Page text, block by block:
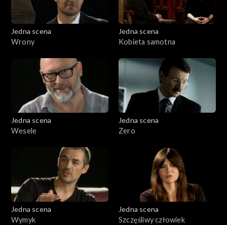
Jedna scena
Wrony
Jedna scena
Kobieta samotna
Jedna scena
Wesele
Jedna scena
Zero
Jedna scena
Wymyk
Jedna scena
Szczęśliwy człowiek